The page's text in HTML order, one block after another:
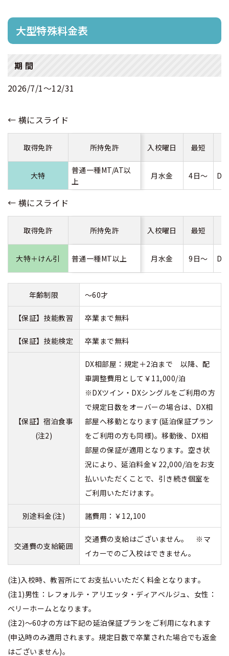
まるわかり！合宿免許Q＆A
大型特殊料金表
期 間
2026/7/1〜12/31
取得免許 所持免許 入校曜日 最短
大特
普通一種MT/AT以
上
月水金 4日～
取得免許 所持免許 入校曜日 最短
大特＋けん引 普通一種MT以上 月水金 9日～
年齢制限 ～60才
【保証】技能教習 卒業まで無料
【保証】技能検定 卒業まで無料
【保証】宿泊食事
(注2)
DX相部屋：規定＋2泊まで 以降、配
車調整費用として￥11,000/泊
※DXツイン・DXシングルをご利用の方
で規定日数をオーバーの場合は、DX相
部屋へ移動となります(延泊保証プラン
をご利用の方も同様)。移動後、DX相
部屋の保証が適用となります。空き状
況により、延泊料金￥22,000/泊をお支
払いいただくことで、引き続き個室を
ご利用いただけます。
別途料金(注) 諸費用：￥12,100
交通費の支給範囲
交通費の支給はございません。 ※マ
イカーでのご入校はできません。
(注)入校時、教習所にてお支払いいただく料金となります。
(注1)男性：レフォルテ・アリエッタ・ディアベルジュ、女性：
ベリーホームとなります。
(注2)～60才の方は下記の延泊保証プランをご利用になれます
(申込時のみ適用されます。規定日数で卒業された場合でも返金
はございません)。